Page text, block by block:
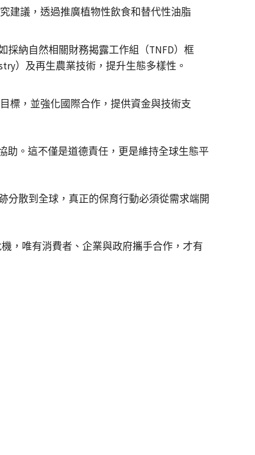
建議，透過推廣植物性飲食和替代性油脂
納自然相關財務揭露工作組（TNFD）框
）及再生農業技術，提升生態多樣性。
標，並強化國際合作，提供資金與技術支
助。這不僅是道德責任，更是維持全球生態平
分散到全球，真正的保育行動必須從需求端開
，唯有消費者、企業與政府攜手合作，才有